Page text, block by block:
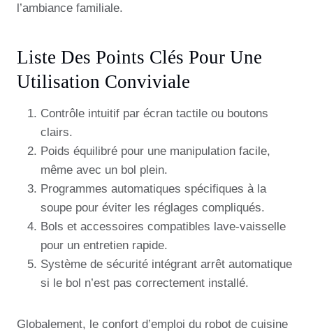
l’ambiance familiale.
Liste Des Points Clés Pour Une
Utilisation Conviviale
Contrôle intuitif par écran tactile ou boutons
clairs.
Poids équilibré pour une manipulation facile,
même avec un bol plein.
Programmes automatiques spécifiques à la
soupe pour éviter les réglages compliqués.
Bols et accessoires compatibles lave-vaisselle
pour un entretien rapide.
Système de sécurité intégrant arrêt automatique
si le bol n’est pas correctement installé.
Globalement, le confort d’emploi du robot de cuisine